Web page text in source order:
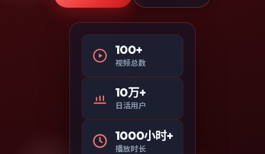
100+
视频总数
10万+
日活用户
1000小时+
播放时长